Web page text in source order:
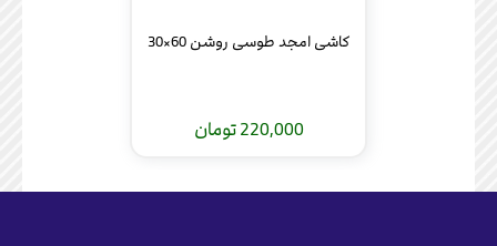
کاشی امجد طوسی روشن 60×30
220,000 تومان